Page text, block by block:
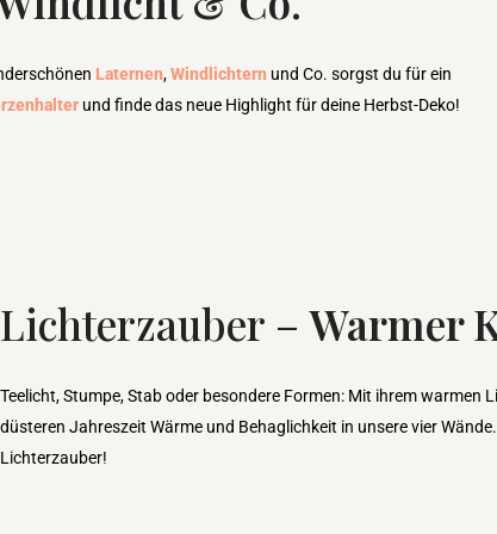
Laternen,Windlichtern und Co. sorgst du für ein
und finde das neue Highlight für deine Herbst-Deko!
Lichterzauber –Warmer
Teelicht, Stumpe, Stab oder besondere Formen: Mit ihrem warmen
düsteren Jahreszeit Wärme und Behaglichkeit in unsere vier
Lichterzauber!